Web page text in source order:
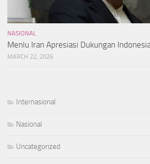
NASIONAL
Menlu Iran Apresiasi Dukungan
MARCH 22, 2026
Internasional
Nasional
Uncategorized